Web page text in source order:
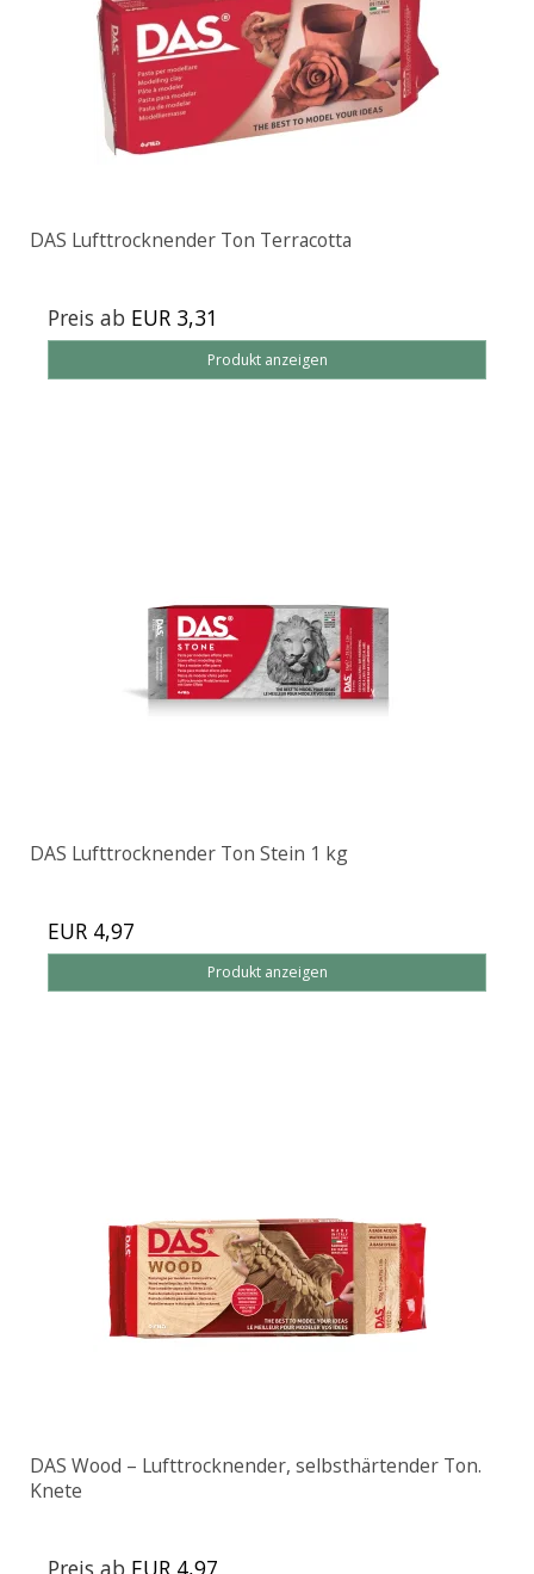
DAS Lufttrocknender Ton Terracotta
Preis ab EUR 3,31
Produkt anzeigen
DAS Lufttrocknender Ton Stein 1 kg
EUR 4,97
Produkt anzeigen
DAS Wood – Lufttrocknender, selbsthärtender Ton.
Knete
Preis ab EUR 4,97